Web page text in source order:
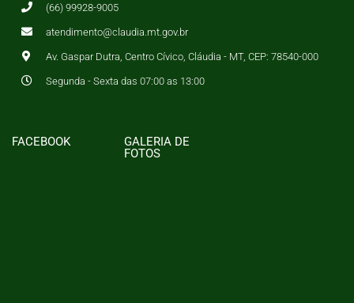
(66) 99928-9005
atendimento@claudia.mt.gov.br
Av. Gaspar Dutra, Centro Cívico, Cláudia - MT, CEP: 78540-000
Segunda - Sexta das 07:00 as 13:00
FACEBOOK
GALERIA DE
FOTOS